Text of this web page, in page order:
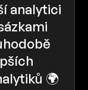
analytici
🌍